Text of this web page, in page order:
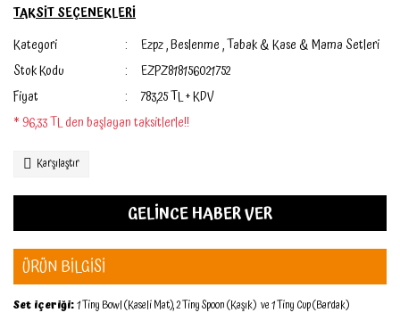
TAKSİT SEÇENEKLERİ
Kategori
Ezpz,Beslenme,Tabak & Kase & Mama Setleri
Stok Kodu
EZPZ818156021752
Fiyat
783,25 TL + KDV
* 96,33 TL den başlayan taksitlerle!!
Karşılaştır
GELİNCE HABER VER
ÜRÜN BİLGİSİ
Set içeriği:1 Tiny Bowl (Kaseli Mat), 2 Tiny Spoon (Kaşık) ve 1 Tiny Cup (Bardak)